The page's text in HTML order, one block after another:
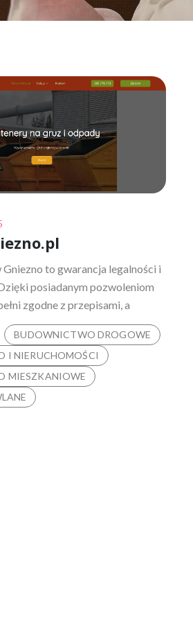
to gwarancja legalności i
posiadanym pozwoleniom
zgodne z przepisami, a
BUDOWNICTWO DROGOWE
I NIERUCHOMOŚCI
MIESZKANIOWE